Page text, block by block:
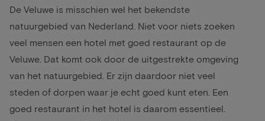
De Veluwe is misschien wel het bekendste
natuurgebied van Nederland. Niet voor niets zoeken
veel mensen een hotel met goed restaurant op de
Veluwe. Dat komt ook door de uitgestrekte omgeving
van het natuurgebied. Er zijn daardoor niet veel
steden of dorpen waar je echt goed kunt eten. Een
goed restaurant in het hotel is daarom essentieel.